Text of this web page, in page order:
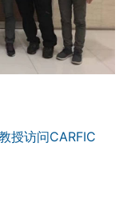
授访问CARFIC